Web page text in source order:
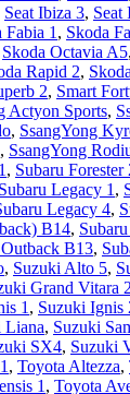
Seat Ibiza 3, Seat
Fabia 1 , Skoda
Skoda Octavia A5,
Rapid 2,
2, Smart
Actyon Sports,
, SsangYong
, SsangYong
, Subaru Forester
Subaru Legacy 1 ,
Legacy 4,
B14,
B13,
, Suzuki Alto 5,
Grand Vitara
1 , Suzuki Ignis
Liana, Suzuki
SX4, Suzuki
, Toyota Altezza,
1 , Toyota